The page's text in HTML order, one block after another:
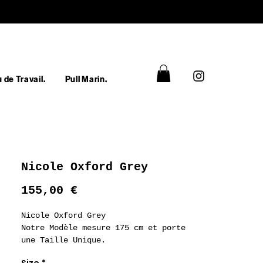
de Travail. Pull Marin.
Nicole Oxford Grey
155,00 €Prix
Nicole Oxford Grey
Notre Modèle mesure 175 cm et porte
une Taille Unique.